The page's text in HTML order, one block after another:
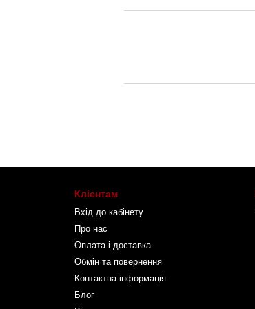
Клієнтам
Вхід до кабінету
Про нас
Оплата і доставка
Обмін та повернення
Контактна інформація
Блог